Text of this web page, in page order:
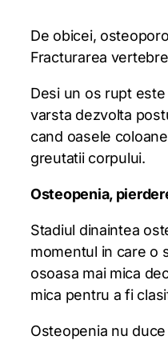
De obicei,
Fracturarea
Desi un os rupt
varsta dezvolta
cand oasele
greutatii corpului.
Osteopenia,
Stadiul dinaintea
momentul in care o
osoasa mai mica
mica pentru a fi
Osteopenia nu